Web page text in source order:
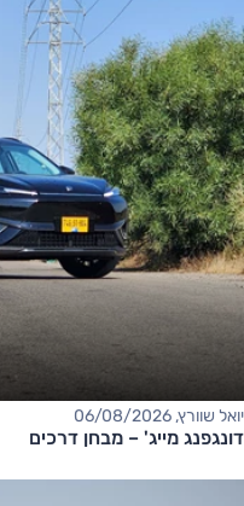
יואל שוורץ, 06/08/2026
דונגפנג מייג' – מבחן דרכים